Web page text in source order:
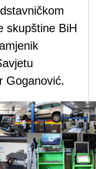
skupštine BiH
Goganović.